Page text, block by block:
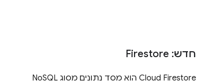
חדש: Firestore
Cloud Firestore הוא מסד נתונים מסוג NoSQL